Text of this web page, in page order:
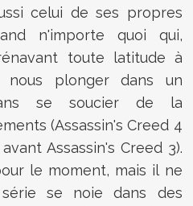
celui de ses propres
n'importe quoi qui,
toute latitude à
nous plonger dans un
se soucier de la
(Assassin's Creed 4
Assassin's Creed 3).
le moment, mais il ne
se noie dans des